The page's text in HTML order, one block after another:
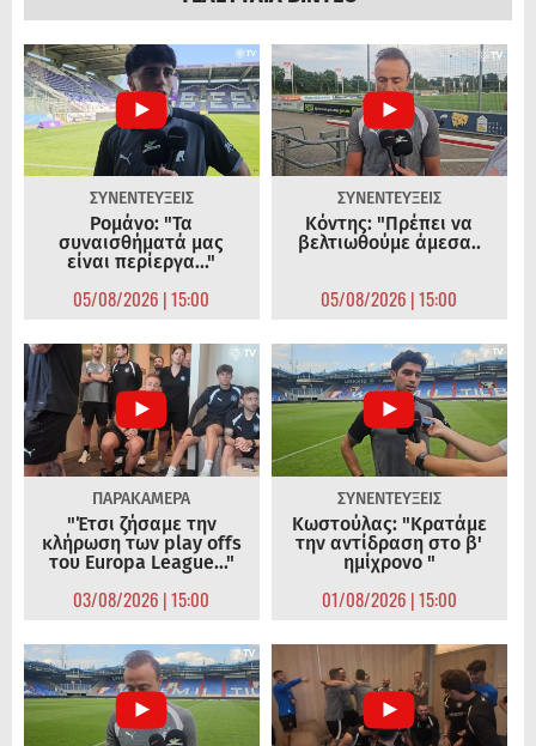
ΣΥΝΕΝΤΕΥΞΕΙΣ
Ρομάνο: "Τα
συναισθήματά μας
είναι περίεργα..."
05/08/2026 | 15:00
ΣΥΝΕΝΤΕΥΞΕΙΣ
Κόντης: "Πρέπει να
βελτιωθούμε άμεσα..
05/08/2026 | 15:00
ΠΑΡΑΚΑΜΕΡΑ
"Έτσι ζήσαμε την
κλήρωση των play offs
του Europa League..."
03/08/2026 | 15:00
ΣΥΝΕΝΤΕΥΞΕΙΣ
Κωστούλας: "Κρατάμε
την αντίδραση στο β'
ημίχρονο "
01/08/2026 | 15:00